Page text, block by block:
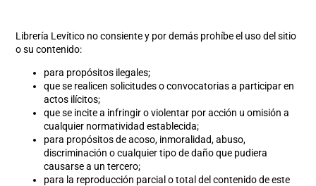
Librería Levítico no consiente y por demás prohíbe el uso del sitio
o su contenido:
para propósitos ilegales;
que se realicen solicitudes o convocatorias a participar en
actos ilícitos;
que se incite a infringir o violentar por acción u omisión a
cualquier normatividad establecida;
para propósitos de acoso, inmoralidad, abuso,
discriminación o cualquier tipo de daño que pudiera
causarse a un tercero;
para la reproducción parcial o total del contenido de este